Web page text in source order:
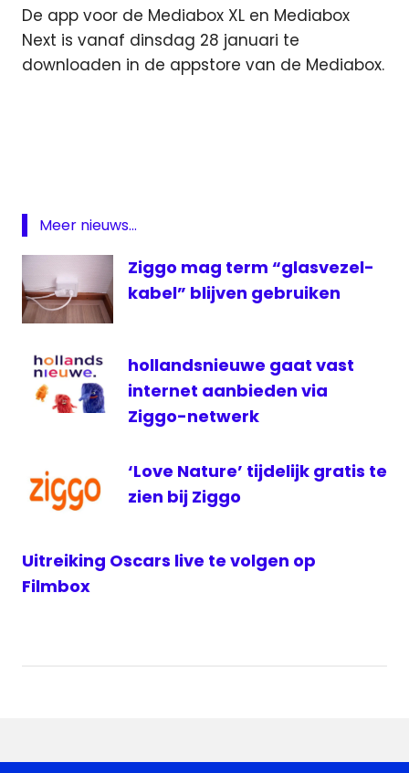
De app voor de Mediabox XL en Mediabox
Next is vanaf dinsdag 28 januari te
downloaden in de appstore van de Mediabox.
Music
ziggo
Meer nieuws...
Ziggo mag term “glasvezel-
kabel” blijven gebruiken
hollandsnieuwe gaat vast
internet aanbieden via
Ziggo-netwerk
‘Love Nature’ tijdelijk gratis te
zien bij Ziggo
Uitreiking Oscars live te volgen op
Filmbox